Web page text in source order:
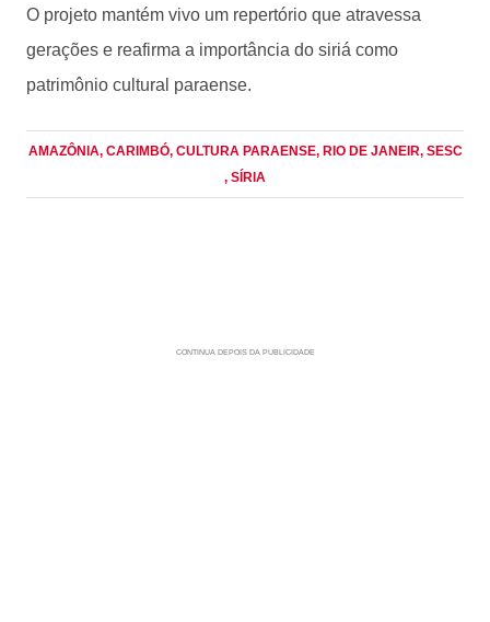
O projeto mantém vivo um repertório que atravessa
gerações e reafirma a importância do siriá como
patrimônio cultural paraense.
AMAZÔNIA, CARIMBÓ, CULTURA PARAENSE, RIO DE JANEIR, SESC
, SÍRIA